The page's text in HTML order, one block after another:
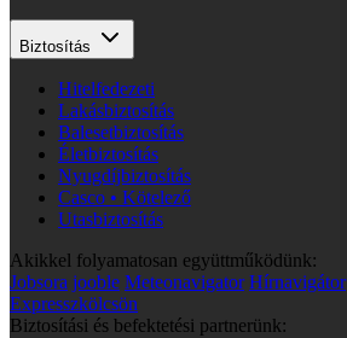
Biztosítás
Hitelfedezeti
Lakásbiztosítás
Balesetbiztosítás
Életbiztosítás
Nyugdíjbiztosítás
Casco • Kötelező
Utasbiztosítás
Akikkel folyamatosan együttműködünk:
Jobsora jooble Meteonavigator Hírnavigátor
Expresszkölcsön
Biztosítási és befektetési partnerünk: